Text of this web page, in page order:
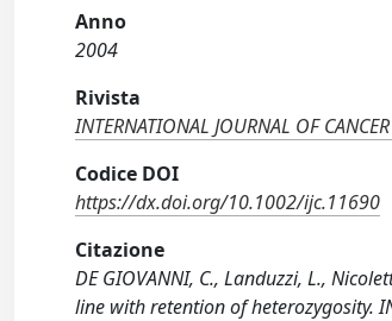
Anno
2004
Rivista
INTERNATIONAL JOURNAL OF CANCER
Codice DOI
https://dx.doi.org/10.1002/ijc.11690
Citazione
DE GIOVANNI, C., Landuzzi, L.,
line with retention of heterozygosity.